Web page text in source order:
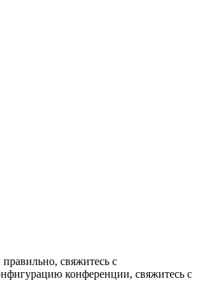
свяжитесь с
конференции, свяжитесь с